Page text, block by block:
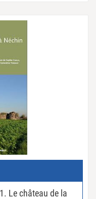
Le château de la